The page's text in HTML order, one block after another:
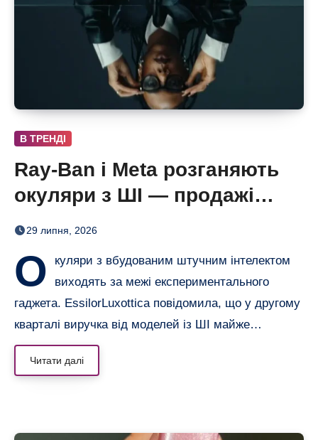
В ТРЕНДІ
Ray-Ban і Meta розганяють
окуляри з ШІ — продажі
майже подвоїлися
29 липня, 2026
О
куляри з вбудованим штучним інтелектом
виходять за межі експериментального
гаджета. EssilorLuxottica повідомила, що у другому
кварталі виручка від моделей із ШІ майже…
Читати далі